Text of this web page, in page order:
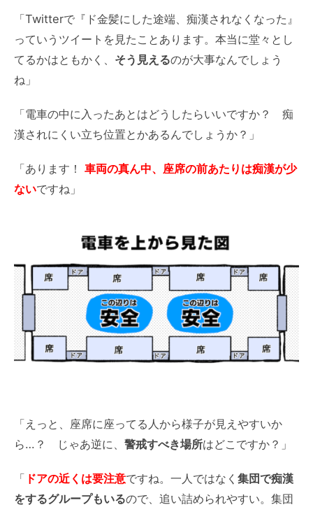
「Twitterで『ド金髪にした途端、痴漢されなくなった』
っていうツイートを見たことあります。本当に堂々とし
てるかはともかく、 そう見えるのが大事なんでしょう
ね」
「電車の中に入ったあとはどうしたらいいですか？ 痴
漢されにくい立ち位置とかあるんでしょうか？」
「あります！ 車両の真ん中、座席の前あたりは痴漢が少
ないですね」
「えっと、座席に座ってる人から様子が見えやすいか
ら…？ じゃあ逆に、 警戒すべき場所はどこですか？」
「 ドアの近くは要注意ですね。一人ではなく 集団で痴漢
をするグループもいるので、追い詰められやすい。 集団